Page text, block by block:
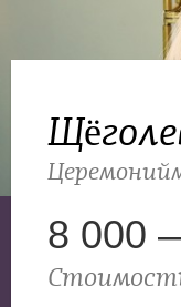
8 000